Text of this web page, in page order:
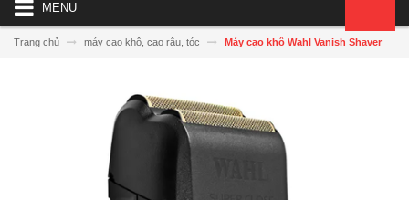
MENU
Trang chủ máy cạo khô, cạo râu, tóc Máy cạo khô Wahl Vanish Shaver